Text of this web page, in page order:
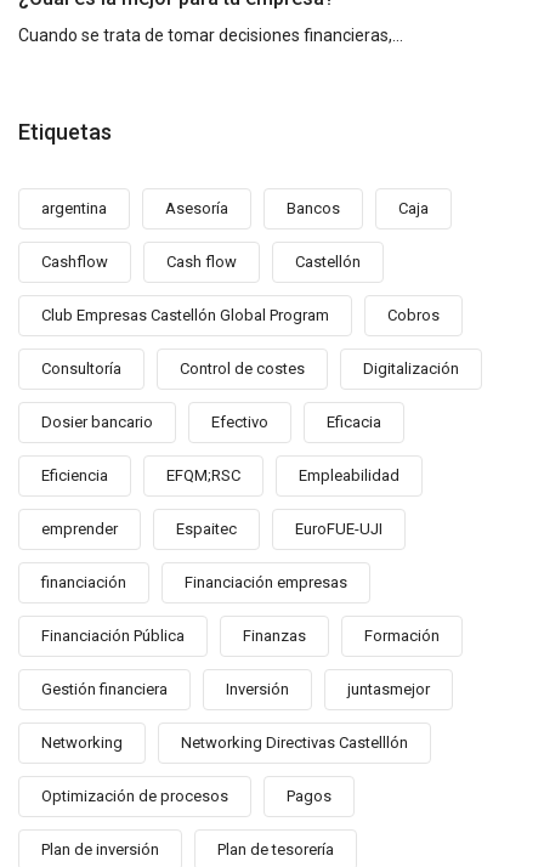
Cuando se trata de tomar decisiones financieras,...
Etiquetas
argentina Asesoría Bancos Caja
Cashflow Cash flow Castellón
Club Empresas Castellón Global Program Cobros
Consultoría Control de costes Digitalización
Dosier bancario Efectivo Eficacia
Eficiencia EFQM;RSC Empleabilidad
emprender Espaitec EuroFUE-UJI
financiación Financiación empresas
Financiación Pública Finanzas Formación
Gestión financiera Inversión juntasmejor
Networking Networking Directivas Castelllón
Optimización de procesos Pagos
Plan de inversión Plan de tesorería